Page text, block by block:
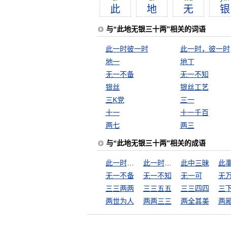
此 地 无 银
与“此地无银三十两”相关的词语
此一时彼一时 此一时，彼一时
地一
地丁
无一不备
无一不知
银丝
银丝工艺
三K党
三一
十一
十一千百
两七
两三
与“此地无银三十两”相关的成语
此一时彼一时 此一时，彼一时 此中三昧 此
无一不备
无一不知 无一可 无
三三两两
三三五五 三三四四
两世为人
两两三三 两全其美 两